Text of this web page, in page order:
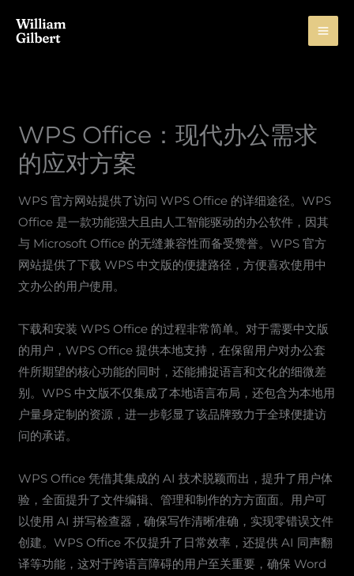
WPS Office：现代办公需求
的应对方案
WPS 官方网站提供了访问 WPS Office 的详细途径。WPS
Office 是一款功能强大且由人工智能驱动的办公软件，因其
与 Microsoft Office 的无缝兼容性而备受赞誉。WPS 官方
网站提供了下载 WPS 中文版的便捷路径，方便喜欢使用中
文办公的用户使用。
下载和安装 WPS Office 的过程非常简单。对于需要中文版
的用户，WPS Office 提供本地支持，在保留用户对办公套
件所期望的核心功能的同时，还能捕捉语言和文化的细微差
别。WPS 中文版不仅集成了本地语言布局，还包含为本地用
户量身定制的资源，进一步彰显了该品牌致力于全球便捷访
问的承诺。
WPS Office 凭借其集成的 AI 技术脱颖而出，提升了用户体
验，全面提升了文件编辑、管理和制作的方方面面。用户可
以使用 AI 拼写检查器，确保写作清晰准确，实现零错误文件
创建。WPS Office 不仅提升了日常效率，还提供 AI 同声翻
译等功能，这对于跨语言障碍的用户至关重要，确保 Word